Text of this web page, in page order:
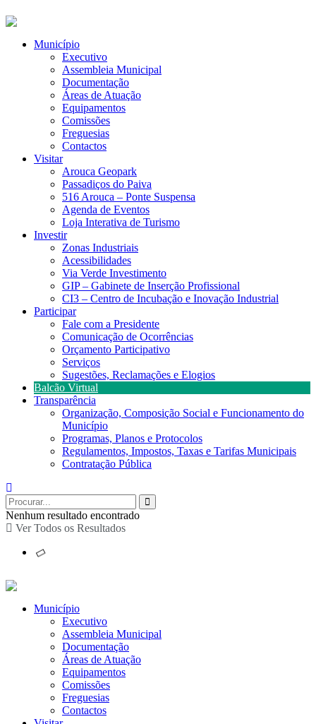
Município
Executivo
Assembleia Municipal
Documentação
Áreas de Atuação
Equipamentos
Comissões
Freguesias
Contactos
Visitar
Arouca Geopark
Passadiços do Paiva
516 Arouca – Ponte Suspensa
Agenda de Eventos
Loja Interativa de Turismo
Investir
Zonas Industriais
Acessibilidades
Via Verde Investimento
GIP – Gabinete de Inserção Profissional
CI3 – Centro de Incubação e Inovação Industrial
Participar
Fale com a Presidente
Comunicação de Ocorrências
Orçamento Participativo
Serviços
Sugestões, Reclamações e Elogios
Balcão Virtual
Transparência
Organização, Composição Social e Funcionamento do
Município
Programas, Planos e Protocolos
Regulamentos, Impostos, Taxas e Tarifas Municipais
Contratação Pública
Nenhum resultado encontrado
Ver Todos os Resultados
Município
Executivo
Assembleia Municipal
Documentação
Áreas de Atuação
Equipamentos
Comissões
Freguesias
Contactos